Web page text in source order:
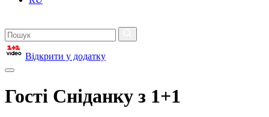
Відкрити у додатку
Гості Сніданку з 1+1